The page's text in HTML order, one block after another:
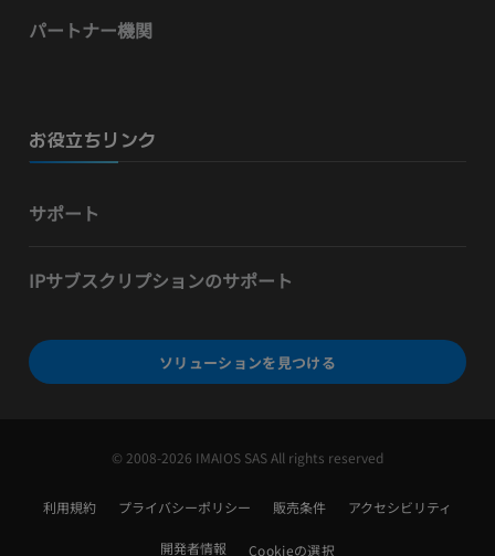
パートナー機関
お役立ちリンク
サポート
IPサブスクリプションのサポート
ソリューションを見つける
© 2008-2026 IMAIOS SAS All rights reserved
利用規約 プライバシーポリシー 販売条件 アクセシビリティ
開発者情報 Cookieの選択